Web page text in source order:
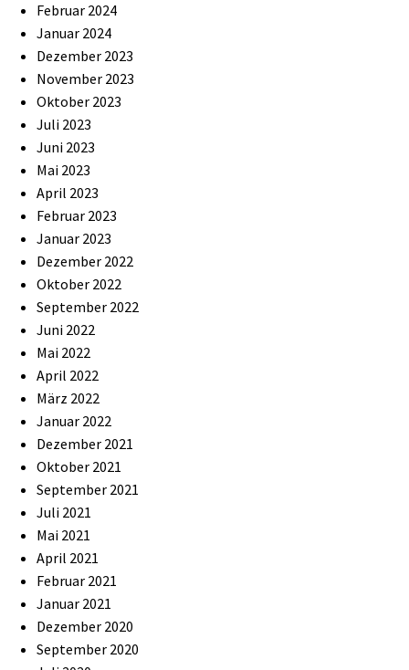
Februar 2024
Januar 2024
Dezember 2023
November 2023
Oktober 2023
Juli 2023
Juni 2023
Mai 2023
April 2023
Februar 2023
Januar 2023
Dezember 2022
Oktober 2022
September 2022
Juni 2022
Mai 2022
April 2022
März 2022
Januar 2022
Dezember 2021
Oktober 2021
September 2021
Juli 2021
Mai 2021
April 2021
Februar 2021
Januar 2021
Dezember 2020
September 2020